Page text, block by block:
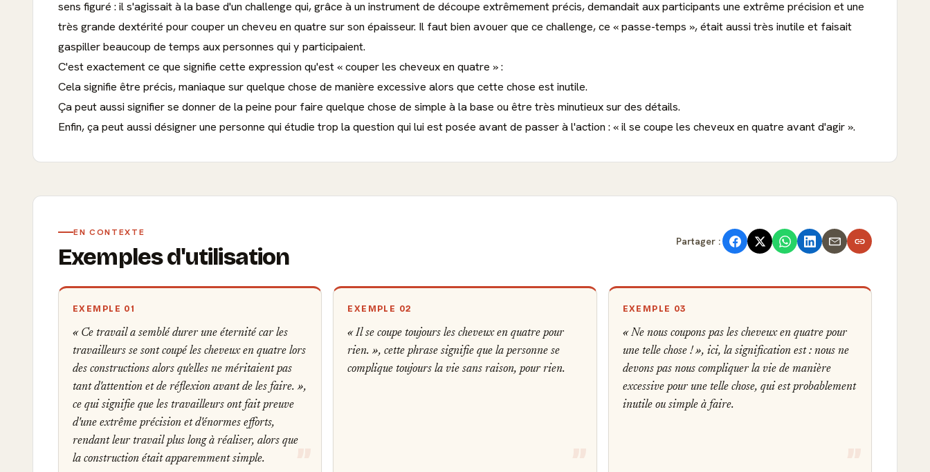
sens figuré : il s'agissait à la base d'un challenge qui, grâce à un instrument de découpe extrêmement précis, demandait aux participants une extrême précision et une
très grande dextérité pour couper un cheveu en quatre sur son épaisseur. Il faut bien avouer que ce challenge, ce « passe-temps », était aussi très inutile et faisait
gaspiller beaucoup de temps aux personnes qui y participaient.
C'est exactement ce que signifie cette expression qu'est « couper les cheveux en quatre » :
Cela signifie être précis, maniaque sur quelque chose de manière excessive alors que cette chose est inutile.
Ça peut aussi signifier se donner de la peine pour faire quelque chose de simple à la base ou être très minutieux sur des détails.
Enfin, ça peut aussi désigner une personne qui étudie trop la question qui lui est posée avant de passer à l'action : « il se coupe les cheveux en quatre avant d'agir ».
EN CONTEXTE
Exemples d'utilisation
Partager :
EXEMPLE 01
« Ce travail a semblé durer une éternité car les
travailleurs se sont coupé les cheveux en quatre lors
des constructions alors qu'elles ne méritaient pas
tant d'attention et de réflexion avant de les faire. »,
ce qui signifie que les travailleurs ont fait preuve
d'une extrême précision et d'énormes efforts,
rendant leur travail plus long à réaliser, alors que
la construction était apparemment simple.
EXEMPLE 02
« Il se coupe toujours les cheveux en quatre pour
rien. », cette phrase signifie que la personne se
complique toujours la vie sans raison, pour rien.
EXEMPLE 03
« Ne nous coupons pas les cheveux en quatre pour
une telle chose ! », ici, la signification est : nous ne
devons pas nous compliquer la vie de manière
excessive pour une telle chose, qui est probablement
inutile ou simple à faire.